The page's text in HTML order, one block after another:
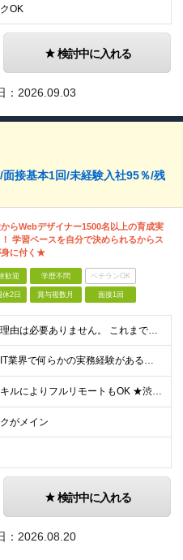
OK
検討中に入れる
： 2026.09.03
接基本1回/未経験入社95％/残
らWebデザイナー1500名以上の育成実
学習ペースを自分で決められるからス
身に付く★
歓迎 学歴不問 ベテランOK
休2日 賞与複数月 面接1回
堅苦しい志望理由は必要ありません。 これまでの経験や経歴よりも、私たちは“これから”を重視します。 ★学歴・経歴不問 ★完全未経験OK ★社会人デビュー歓迎 ★第二新卒OK ＼当てはまる方はぜひご
【経験者】※IT業界で何らかの実務経験がある方 月給35万円～＋業績賞与＋交通費＋各種手当 ※固定残業代（30時間分／6万6,610円～）を含む。超過分は追加支給。 能力やスキルを考慮し、初任給を決定
★研修後のスキルによりフルリモートもOK ★渋谷駅徒歩2分！100席の新しいコワーキングスペース完備 ★本社、東京都、神奈川県、埼玉県、千葉県などのプロジェクト先 【本社】 東京都渋谷区渋谷3-10
がメイン
検討中に入れる
： 2026.08.20